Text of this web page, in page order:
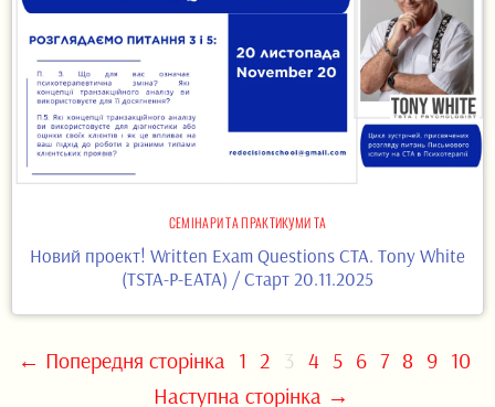
СЕМІНАРИ ТА ПРАКТИКУМИ ТА
Новий проект! Written Exam Questions CTA. Tony White
(TSTA-P-EATA) / Старт 20.11.2025
← Попередня сторінка 1 2 3 4 5 6 7 8 9 10
Наступна сторінка →